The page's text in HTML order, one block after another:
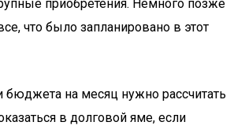
приобретения. Немного позже
что было запланировано в этот
бюджета на месяц нужно рассчитать
в долговой яме, если